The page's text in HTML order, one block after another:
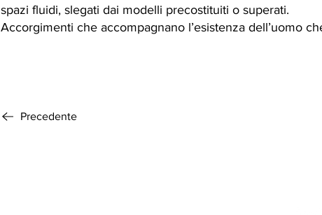
spazi fluidi, slegati dai modelli precostituiti o superati.
Accorgimenti che accompagnano l’esistenza dell’uomo
Precedente